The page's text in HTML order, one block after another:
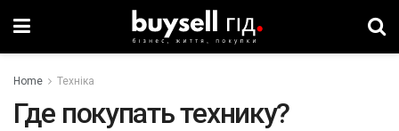
Home Техніка
Где покупать технику?